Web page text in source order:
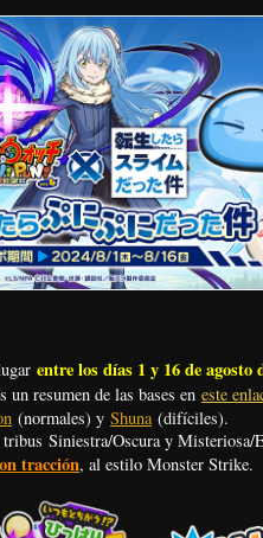
entre los días 1 y 16 de agosto
un resumen de las bases en este
(normales) y Shuna(difíciles).
tribus Siniestra/Oscura y Misteriosa/
tracción, al estilo Monster Strike.